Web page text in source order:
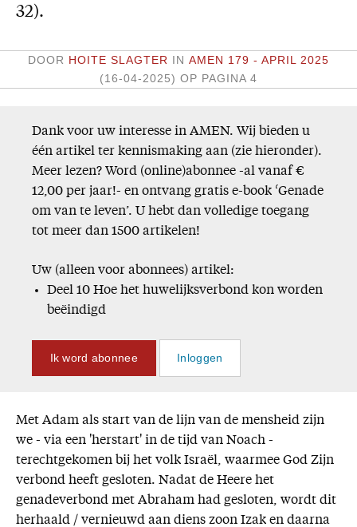
32).
DOOR HOITE SLAGTER IN AMEN 179 - APRIL 2025
(16-04-2025) OP PAGINA 4
Dank voor uw interesse in AMEN. Wij bieden u
één artikel ter kennismaking aan (zie hieronder).
Meer lezen? Word (online)abonnee -al vanaf €
12,00 per jaar!- en ontvang gratis e-book ‘Genade
om van te leven’. U hebt dan volledige toegang
tot meer dan 1500 artikelen!
Uw (alleen voor abonnees) artikel:
Deel 10 Hoe het huwelijksverbond kon worden
beëindigd
Ik word abonnee Inloggen
Met Adam als start van de lijn van de mensheid zijn
we - via een 'herstart' in de tijd van Noach -
terechtgekomen bij het volk Israël, waarmee God Zijn
verbond heeft gesloten. Nadat de Heere het
genadeverbond met Abraham had gesloten, wordt dit
herhaald / vernieuwd aan diens zoon Izak en daarna